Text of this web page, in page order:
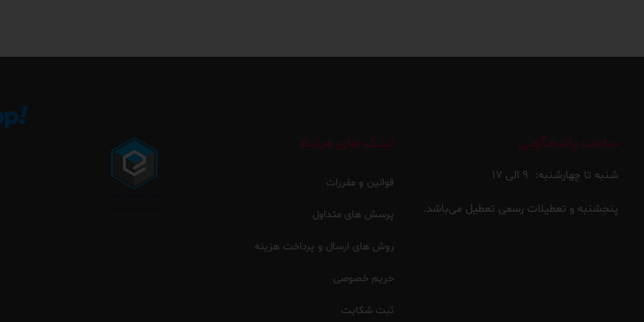
ساعت پاسخگویی
شنبه تا چهارشنبه: ۹ الی ۱۷
پنجشنبه و تعطیلات رسمی تعطیل می‌باشد.
لینک های مرتبط
قوانین و مقررات
پرسش های متداول
روش های ارسال و پرداخت هزینه
حریم خصوصی
ثبت شکایت